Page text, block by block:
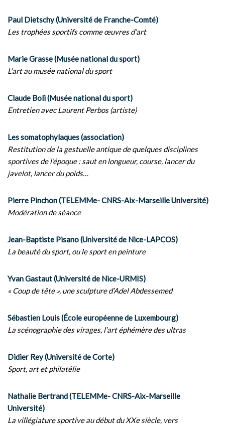
Paul Dietschy (Université de Franche-Comté)
Les trophées sportifs comme œuvres d’art
Marie Grasse (Musée national du sport)
L’art au musée national du sport
Claude Boli (Musée national du sport)
Entretien avec Laurent Perbos (artiste)
Les somatophylaques (association)
Restitution de la gestuelle antique de quelques disciplines
sportives de l’époque : saut en longueur, course, lancer du
javelot, lancer du poids…
Pierre Pinchon (TELEMMe- CNRS-Aix-Marseille Université)
Modération de séance
Jean-Baptiste Pisano (Université de Nice-LAPCOS)
La beauté du sport, ou le sport en peinture
Yvan Gastaut (Université de Nice-URMIS)
« Coup de tête », une sculpture d’Adel Abdessemed
Sébastien Louis (École européenne de Luxembourg)
La scénographie des virages, l’art éphémère des ultras
Didier Rey (Université de Corte)
Sport, art et philatélie
Nathalie Bertrand (TELEMMe- CNRS-Aix-Marseille
Université)
La villégiature sportive au début du XXe siècle, vers